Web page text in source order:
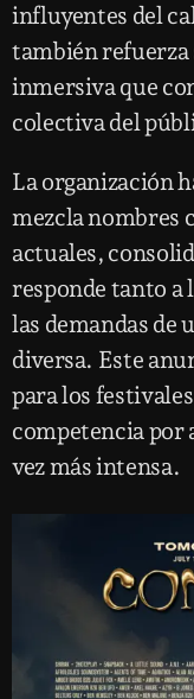
influyentes del
también refuerza
inmersiva que
colectiva del
La organización
mezcla nombres
actuales,
responde tanto a
las demandas de
diversa. Este
para los
competencia por
vez más intensa.